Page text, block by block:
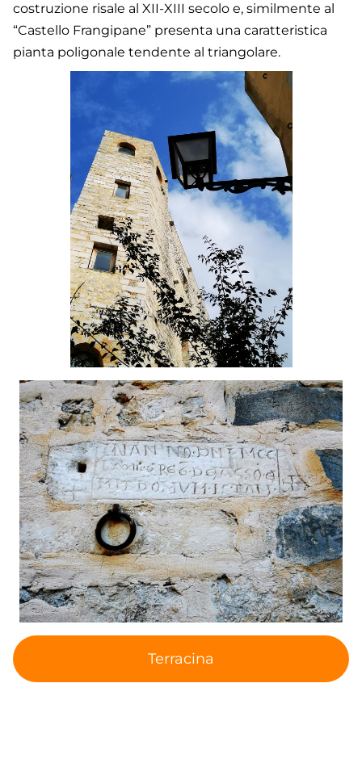
costruzione risale al XII-XIII secolo e, similmente al
“Castello Frangipane” presenta una caratteristica
pianta poligonale tendente al triangolare.
Terracina